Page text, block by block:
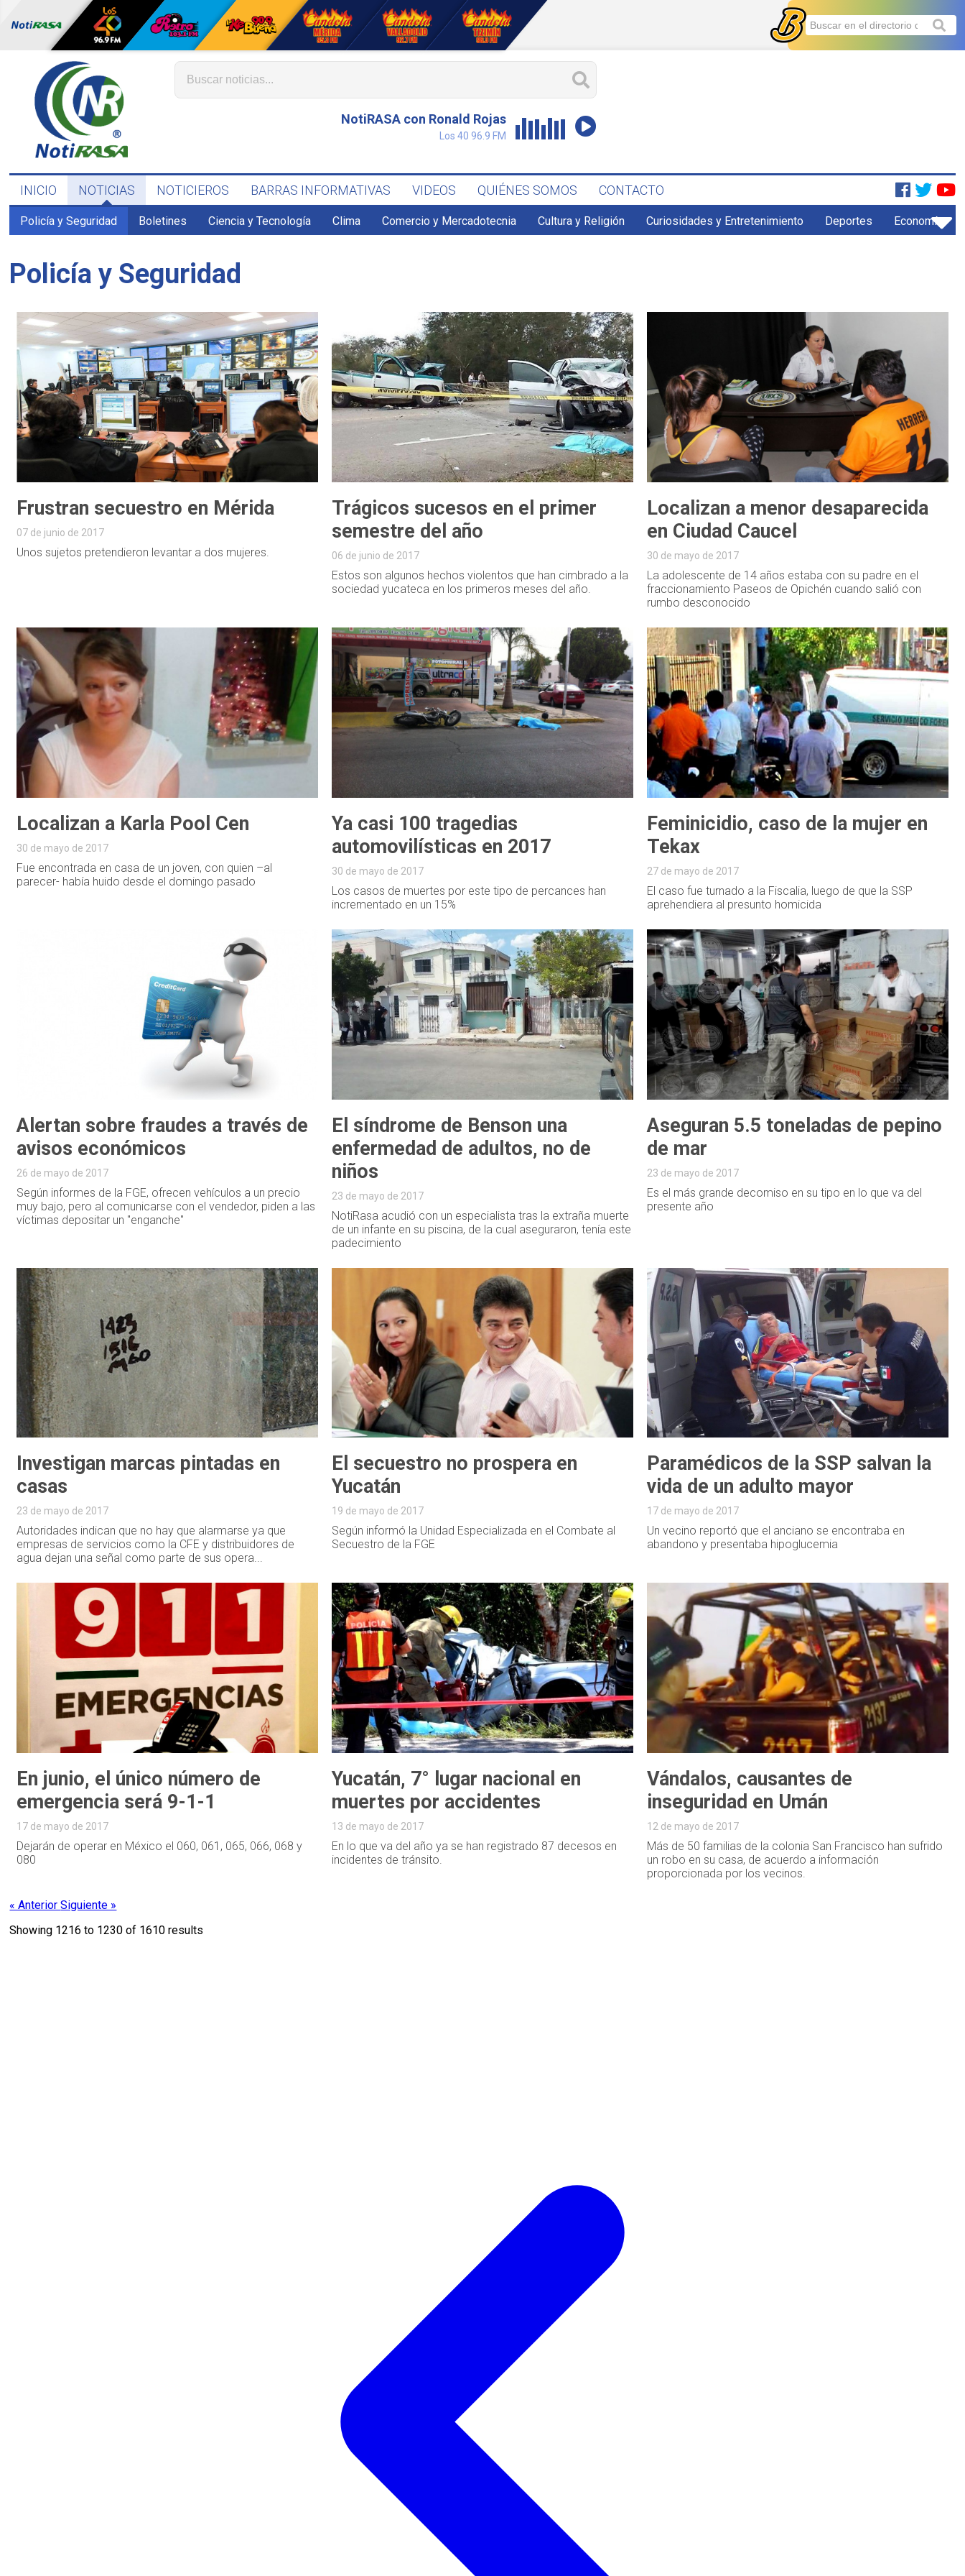
NotiRASA con Ronald Rojas
Los 40 96.9 FM
INICIO NOTICIAS NOTICIEROS BARRAS INFORMATIVAS VIDEOS QUIÉNES SOMOS CONTACTO
Policía y Seguridad Boletines Ciencia y Tecnología Clima Comercio y Mercadotecnia Cultura y Religión Curiosidades y Entretenimiento Deportes Economía
Policía y Seguridad
Frustran secuestro en Mérida
07 de junio de 2017
Unos sujetos pretendieron levantar a dos mujeres.
Trágicos sucesos en el primer
semestre del año
06 de junio de 2017
Estos son algunos hechos violentos que han cimbrado a la
sociedad yucateca en los primeros meses del año.
Localizan a menor desaparecida
en Ciudad Caucel
30 de mayo de 2017
La adolescente de 14 años estaba con su padre en el
fraccionamiento Paseos de Opichén cuando salió con
rumbo desconocido
Localizan a Karla Pool Cen
30 de mayo de 2017
Fue encontrada en casa de un joven, con quien –al
parecer- había huido desde el domingo pasado
Ya casi 100 tragedias
automovilísticas en 2017
30 de mayo de 2017
Los casos de muertes por este tipo de percances han
incrementado en un 15%
Feminicidio, caso de la mujer en
Tekax
27 de mayo de 2017
El caso fue turnado a la Fiscalia, luego de que la SSP
aprehendiera al presunto homicida
Alertan sobre fraudes a través de
avisos económicos
26 de mayo de 2017
Según informes de la FGE, ofrecen vehículos a un precio
muy bajo, pero al comunicarse con el vendedor, piden a las
víctimas depositar un "enganche"
El síndrome de Benson una
enfermedad de adultos, no de
niños
23 de mayo de 2017
NotiRasa acudió con un especialista tras la extraña muerte
de un infante en su piscina, de la cual aseguraron, tenía este
padecimiento
Aseguran 5.5 toneladas de pepino
de mar
23 de mayo de 2017
Es el más grande decomiso en su tipo en lo que va del
presente año
Investigan marcas pintadas en
casas
23 de mayo de 2017
Autoridades indican que no hay que alarmarse ya que
empresas de servicios como la CFE y distribuidores de
agua dejan una señal como parte de sus opera...
El secuestro no prospera en
Yucatán
19 de mayo de 2017
Según informó la Unidad Especializada en el Combate al
Secuestro de la FGE
Paramédicos de la SSP salvan la
vida de un adulto mayor
17 de mayo de 2017
Un vecino reportó que el anciano se encontraba en
abandono y presentaba hipoglucemia
En junio, el único número de
emergencia será 9-1-1
17 de mayo de 2017
Dejarán de operar en México el 060, 061, 065, 066, 068 y
080
Yucatán, 7° lugar nacional en
muertes por accidentes
13 de mayo de 2017
En lo que va del año ya se han registrado 87 decesos en
incidentes de tránsito.
Vándalos, causantes de
inseguridad en Umán
12 de mayo de 2017
Más de 50 familias de la colonia San Francisco han sufrido
un robo en su casa, de acuerdo a información
proporcionada por los vecinos.
« AnteriorSiguiente »
Showing 1216 to 1230 of 1610 results